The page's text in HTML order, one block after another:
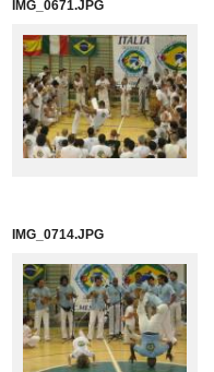
IMG_0671.JPG
IMG_0714.JPG